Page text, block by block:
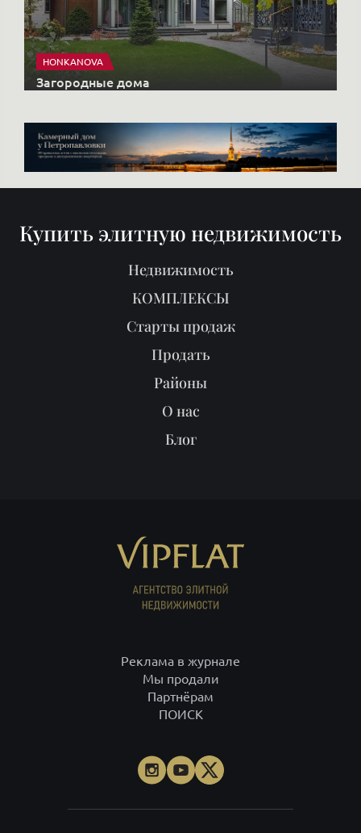
HONKANOVA
Загородные дома
Купить элитную недвижимость
Недвижимость
КОМПЛЕКСЫ
Старты продаж
Продать
Районы
О нас
Блог
Реклама в журнале
Мы продали
Партнёрам
ПОИСК